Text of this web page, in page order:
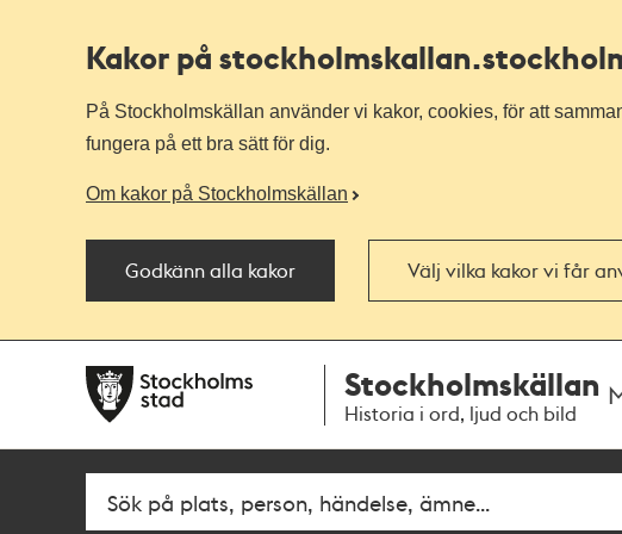
Kakor på stockholmskallan
På Stockholmskällan använder vi kakor, cookies, för att
fungera på ett bra sätt för dig.
Om kakor på Stockholmskällan
Godkänn alla kakor Välj vilka kakor vi får
navigationen
huvudinnehållet
Stockholmskällan
Historia i ord, ljud och bild
Fritextsök